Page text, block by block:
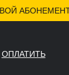
АБОНЕМЕНТ
ОПЛАТИТЬ